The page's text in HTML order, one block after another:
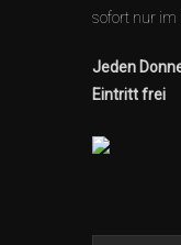
sofort nur im
Jeden
Eintritt frei